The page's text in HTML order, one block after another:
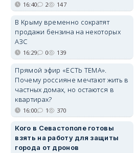
16:40 2 147
В Крыму временно сократят
продажи бензина на некоторых
АЗС
16:29 0 139
Прямой эфир «ЕСТЬ ТЕМА».
Почему россияне мечтают жить в
частных домах, но остаются в
квартирах?
16:00 1 370
Кого в Севастополе готовы
взять на работу для защиты
города от дронов